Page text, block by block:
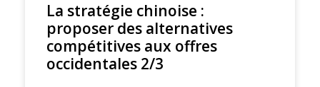
La stratégie chinoise :
proposer des alternatives
compétitives aux offres
occidentales 2/3